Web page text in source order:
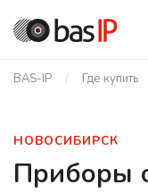
BAS-IP Где купить
НОВОСИБИРСК
Приборы